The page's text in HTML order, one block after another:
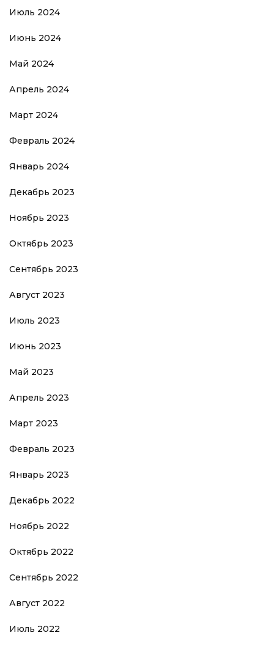
Июль 2024
Июнь 2024
Май 2024
Апрель 2024
Март 2024
Февраль 2024
Январь 2024
Декабрь 2023
Ноябрь 2023
Октябрь 2023
Сентябрь 2023
Август 2023
Июль 2023
Июнь 2023
Май 2023
Апрель 2023
Март 2023
Февраль 2023
Январь 2023
Декабрь 2022
Ноябрь 2022
Октябрь 2022
Сентябрь 2022
Август 2022
Июль 2022